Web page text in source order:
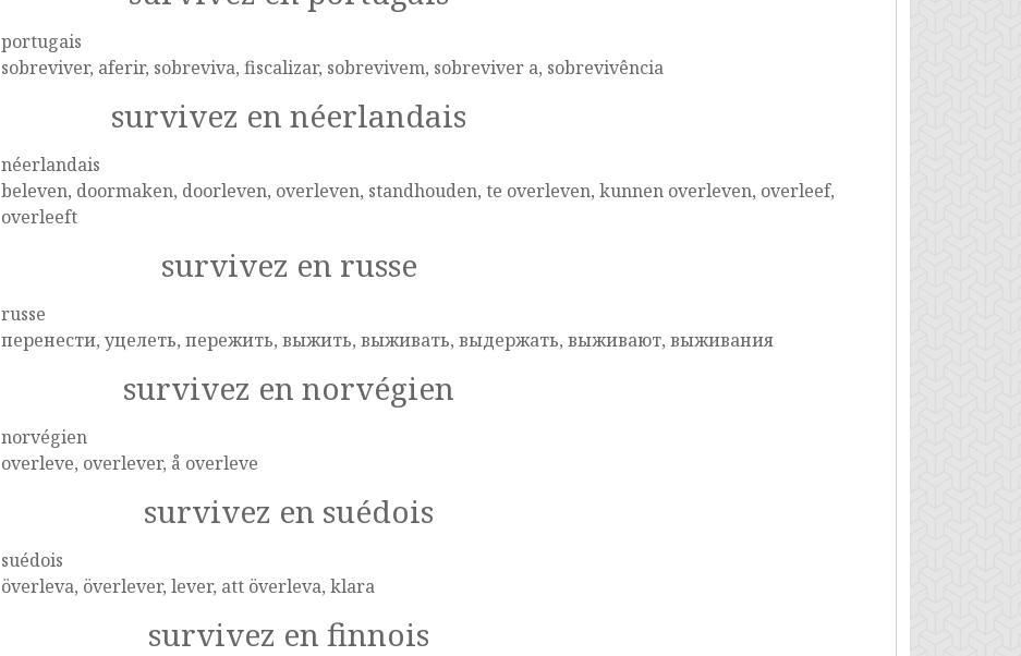
portugais
sobreviver, aferir, sobreviva, fiscalizar, sobrevivem, sobreviver a, sobrevivência
survivez en néerlandais
néerlandais
beleven, doormaken, doorleven, overleven, standhouden, te overleven, kunnen overleven, overleef,
overleeft
survivez en russe
russe
перенести, уцелеть, пережить, выжить, выживать, выдержать, выживают, выживания
survivez en norvégien
norvégien
overleve, overlever, å overleve
survivez en suédois
suédois
överleva, överlever, lever, att överleva, klara
survivez en finnois